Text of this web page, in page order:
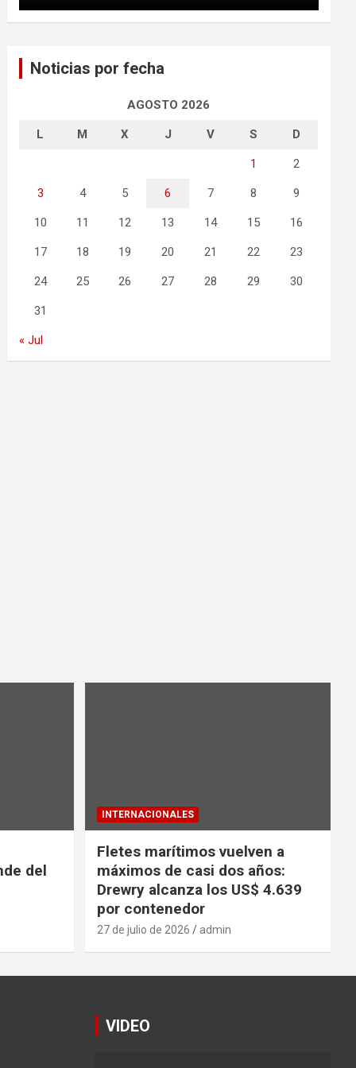
Noticias por fecha
AGOSTO 2026
L M X J V S D
1 2
3 4 5 6 7 8 9
10 11 12 13 14 15 16
17 18 19 20 21 22 23
24 25 26 27 28 29 30
31
« Jul
del
INTERNACIONALES
Fletes marítimos vuelven a
máximos de casi dos años:
Drewry alcanza los US$ 4.639
por contenedor
27 de julio de 2026 admin
VIDEO